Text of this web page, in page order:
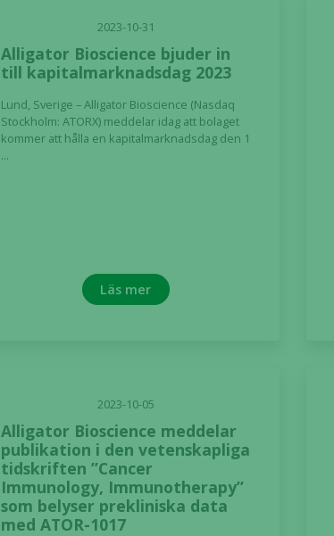
2023-10-31
Alligator Bioscience bjuder in
till kapitalmarknadsdag 2023
Lund, Sverige – Alligator Bioscience (Nasdaq
Stockholm: ATORX) meddelar idag att bolaget
kommer att hålla en kapitalmarknadsdag den 1
...
Läs mer
2023-10-05
Alligator Bioscience meddelar
publikation i den vetenskapliga
tidskriften ”Cancer
Immunology, Immunotherapy”
som belyser prekliniska data
med ATOR-1017